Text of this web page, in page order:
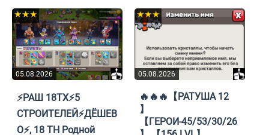
05.08.2026
★★★
⚡️РАШ 18ТХ⚡️5
СТРОИТЕЛЕЙ⚡️ДЁШЕВ
О⚡️, 18 TH Родной
05.08.2026
★★★
🔥🔥🔥【РАТУША 12
】
【ГЕРОИ-45/53/30/26